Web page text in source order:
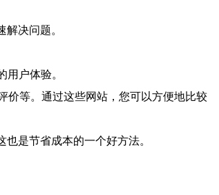
决问题。
户体验。
价等。通过这些网站，您可以方便地比较
是节省成本的一个好方法。